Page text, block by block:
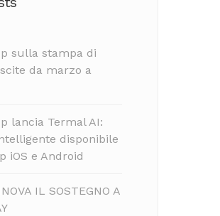
sulla stampa di
da marzo a
lancia Termal AI:
disponibile
iOS e Android
IL SOSTEGNO A